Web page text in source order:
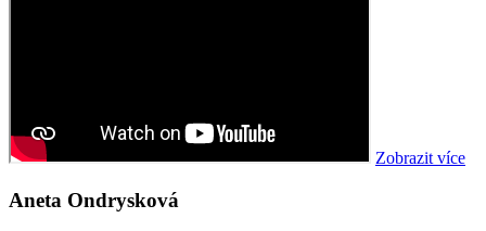
Zobrazit více
Aneta Ondrysková